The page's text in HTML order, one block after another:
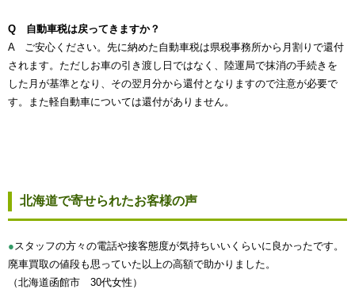
Q 自動車税は戻ってきますか？
A ご安心ください。先に納めた自動車税は県税事務所から月割りで還付
されます。ただしお車の引き渡し日ではなく、陸運局で抹消の手続きを
した月が基準となり、その翌月分から還付となりますので注意が必要で
す。また軽自動車については還付がありません。
北海道で寄せられたお客様の声
● スタッフの方々の電話や接客態度が気持ちいいくらいに良かったです。
廃車買取の値段も思っていた以上の高額で助かりました。
（北海道函館市 30代女性）